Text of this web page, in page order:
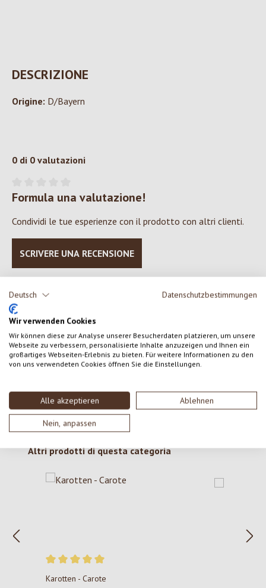
Deutsch Datenschutzbestimmungen
Wir verwenden Cookies
Wir können diese zur Analyse unserer Besucherdaten platzieren, um unsere
Webseite zu verbessern, personalisierte Inhalte anzuzeigen und Ihnen ein
großartiges Webseiten-Erlebnis zu bieten. Für weitere Informationen zu den
von uns verwendeten Cookies öffnen Sie die Einstellungen.
Alle akzeptieren Ablehnen
Nein, anpassen
DESCRIZIONE
Origine: D/Bayern
0 di 0 valutazioni
Valutazione media di 0 su 5 stelle
Formula una valutazione!
Condividi le tue esperienze con il prodotto con altri clienti.
SCRIVERE UNA RECENSIONE
Nessuna recensione trovata Condividi le tue opinioni
con gli altri.
Salta la galleria dei prodotti
Altri prodotti di questa categoria
Valutazione media di 5 su 5 stelle
Karotten - Carote